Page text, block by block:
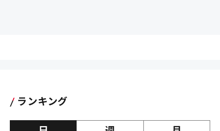
ランキング